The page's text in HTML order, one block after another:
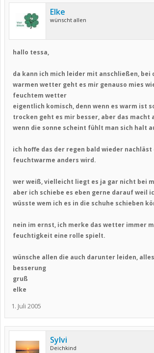
Elke
wünscht allen
hallo tessa,
da kann ich mich leider mit anschließen, bei
warmen wetter geht es mir genauso mies
feuchtem wetter
eigentlich komisch, denn wenn es warm ist
trocken geht es mir besser, aber das macht
wenn die sonne scheint fühlt man sich halt
ich hoffe das der regen bald wieder nachläst
feuchtwarme anders wird.
wer weiß, vielleicht liegt es ja gar nicht bei
aber ich schiebe es eben gerne darauf weil
wüsste wem ich es in die schuhe schieben
nein im ernst, ich merke das wetter immer
feuchtigkeit eine rolle spielt.
wünsche allen die auch darunter leiden,
besserung
gruß
elke
1. Juli 2005
Sylvi
Deichkind